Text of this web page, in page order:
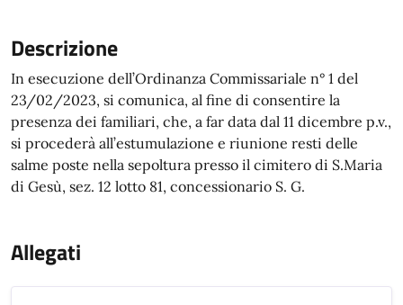
Descrizione
In esecuzione dell’Ordinanza Commissariale n° 1 del
23/02/2023, si comunica, al fine di consentire la
presenza dei familiari, che, a far data dal 11 dicembre p.v.,
si procederà all’estumulazione e riunione resti delle
salme poste nella sepoltura presso il cimitero di S.Maria
di Gesù, sez. 12 lotto 81, concessionario S. G.
Allegati